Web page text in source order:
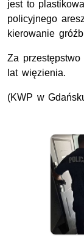
jest to
policyjnego
kierowanie
Za
lat więzienia.
(KWP w